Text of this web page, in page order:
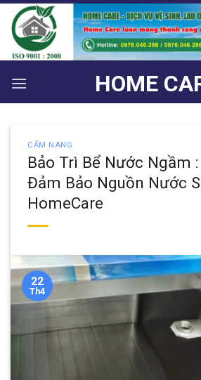
Bỏ
qua
nội
dung
HOME
CẨM NANG
Bảo Trì Bể Nước Ngầm
Đảm Bảo Nguồn Nước
HomeCare
22
Th4